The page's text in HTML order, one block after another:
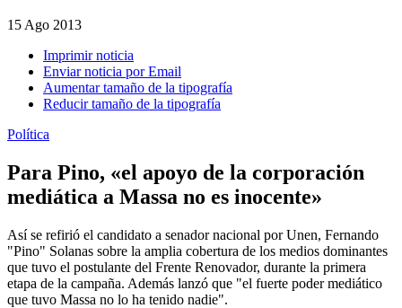
15 Ago 2013
Imprimir noticia
Enviar noticia por Email
Aumentar tamaño de la tipografía
Reducir tamaño de la tipografía
Política
Para Pino, «el apoyo de la corporación
mediática a Massa no es inocente»
Así se refirió el candidato a senador nacional por Unen, Fernando
"Pino" Solanas sobre la amplia cobertura de los medios dominantes
que tuvo el postulante del Frente Renovador, durante la primera
etapa de la campaña. Además lanzó que "el fuerte poder mediático
que tuvo Massa no lo ha tenido nadie".